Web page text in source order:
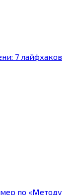
7 лайфхаков
по «Методу